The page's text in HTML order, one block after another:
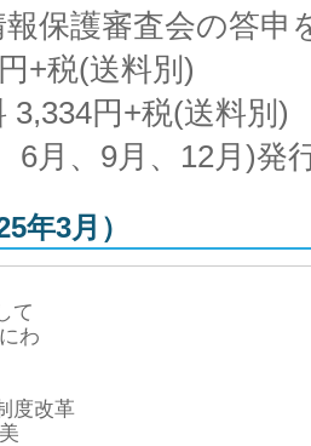
保護審査会の答申
+税(送料別)
3,334円+税(送料別)
6月、9月、12月)発
年3月）
て
わ
度改革